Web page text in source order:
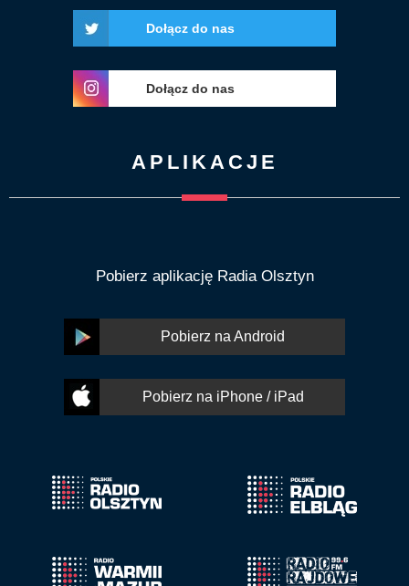
Dołącz do nas
Dołącz do nas
APLIKACJE
Pobierz aplikację Radia Olsztyn
Pobierz na Android
Pobierz na iPhone / iPad